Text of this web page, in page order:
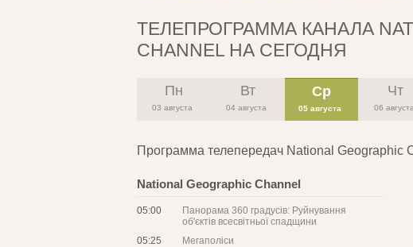
ТЕЛЕПРОГРАММА КАНАЛА
CHANNEL НА СЕГОДНЯ
Пн
03 августа
Вт
04 августа
Ср
05 августа
Чт
06 августа
Программа телепередач National Geographic
National Geographic Channel
05:00
Панорама 360 градусів: Руйнування
об'єктів всесвітньої спадщини
05:25
Мегаполіси